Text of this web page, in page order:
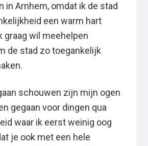
in Arnhem, omdat ik de stad
een warm hart
graag wil meehelpen
de stad zo toegankelijk
schouwen zijn mijn ogen
gegaan voor dingen qua
waar ik eerst weinig oog
je ook met een hele